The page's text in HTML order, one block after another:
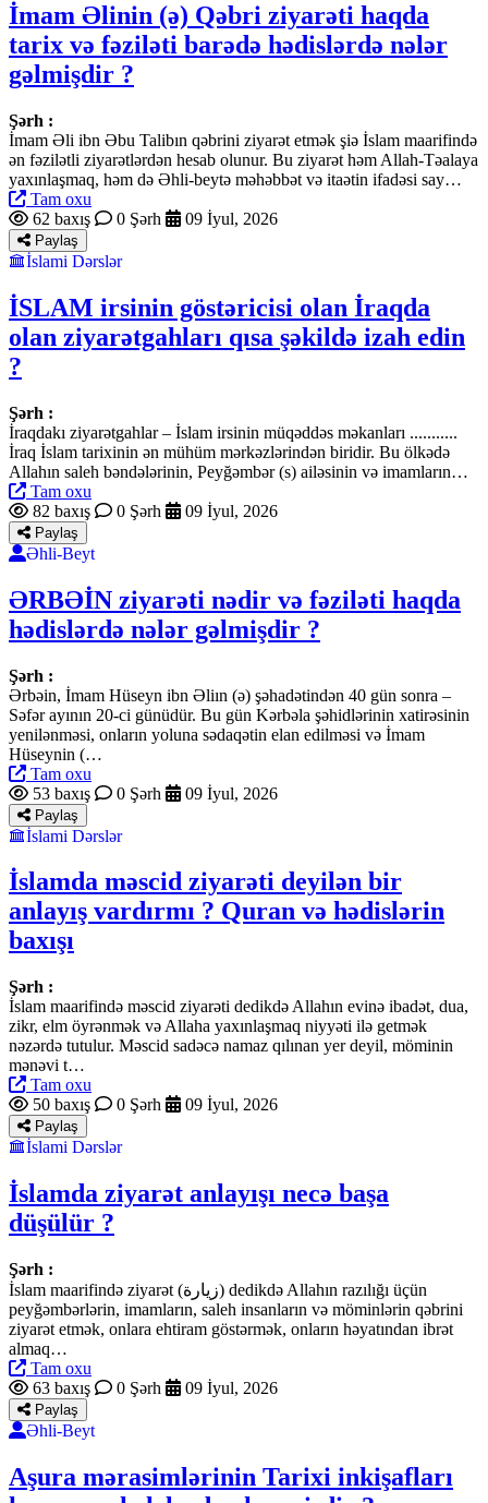
İmam Əlinin (ə) Qəbri ziyarəti haqda
tarix və fəziləti barədə hədislərdə nələr
gəlmişdir ?
Şərh :
İmam Əli ibn Əbu Talibın qəbrini ziyarət etmək şiə İslam maarifində
ən fəzilətli ziyarətlərdən hesab olunur. Bu ziyarət həm Allah-Təalaya
yaxınlaşmaq, həm də Əhli-beytə məhəbbət və itaətin ifadəsi say…
Tam oxu
62 baxış
0 Şərh 09 İyul, 2026
Paylaş
İslami Dərslər
İSLAM irsinin göstəricisi olan İraqda
olan ziyarətgahları qısa şəkildə izah edin
?
Şərh :
İraqdakı ziyarətgahlar – İslam irsinin müqəddəs məkanları ...........
İraq İslam tarixinin ən mühüm mərkəzlərindən biridir. Bu ölkədə
Allahın saleh bəndələrinin, Peyğəmbər (s) ailəsinin və imamların…
Tam oxu
82 baxış
0 Şərh 09 İyul, 2026
Paylaş
Əhli-Beyt
ƏRBƏİN ziyarəti nədir və fəziləti haqda
hədislərdə nələr gəlmişdir ?
Şərh :
Ərbəin, İmam Hüseyn ibn Əliın (ə) şəhadətindən 40 gün sonra –
Səfər ayının 20-ci günüdür. Bu gün Kərbəla şəhidlərinin xatirəsinin
yenilənməsi, onların yoluna sədaqətin elan edilməsi və İmam
Hüseynin (…
Tam oxu
53 baxış
0 Şərh 09 İyul, 2026
Paylaş
İslami Dərslər
İslamda məscid ziyarəti deyilən bir
anlayış vardırmı ? Quran və hədislərin
baxışı
Şərh :
İslam maarifində məscid ziyarəti dedikdə Allahın evinə ibadət, dua,
zikr, elm öyrənmək və Allaha yaxınlaşmaq niyyəti ilə getmək
nəzərdə tutulur. Məscid sadəcə namaz qılınan yer deyil, möminin
mənəvi t…
Tam oxu
50 baxış
0 Şərh 09 İyul, 2026
Paylaş
İslami Dərslər
İslamda ziyarət anlayışı necə başa
düşülür ?
Şərh :
İslam maarifində ziyarət (زيارة) dedikdə Allahın razılığı üçün
peyğəmbərlərin, imamların, saleh insanların və möminlərin qəbrini
ziyarət etmək, onlara ehtiram göstərmək, onların həyatından ibrət
almaq…
Tam oxu
63 baxış
0 Şərh 09 İyul, 2026
Paylaş
Əhli-Beyt
Aşura mərasimlərinin Tarixi inkişafları